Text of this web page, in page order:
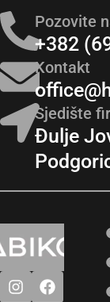
Pozovite
+382
Kontakt
Sjedište
Đulje